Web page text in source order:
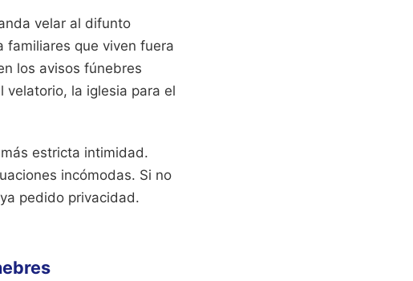
velar al difunto
familiares que viven fuera
los avisos fúnebres
la iglesia para el
estricta intimidad.
incómodas. Si no
pedido privacidad.